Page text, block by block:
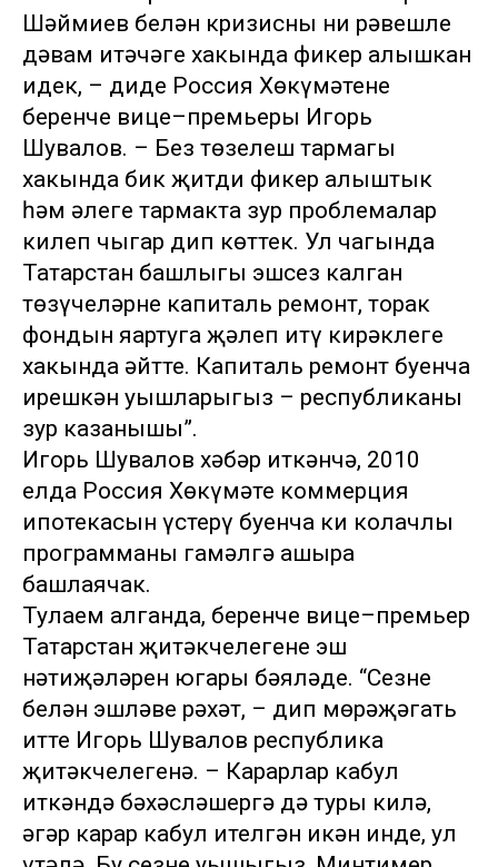
Шәймиев белән кризисның ни рәвешле
дәвам итәчәге хакында фикер алышкан
идек, – диде Россия Хөкүмәтенең
беренче вице–премьеры Игорь
Шувалов. – Без төзелеш тармагы
хакында бик җитди фикер алыштык
һәм әлеге тармакта зур проблемалар
килеп чыгар дип көттек. Ул чагында
Татарстан башлыгы эшсез калган
төзүчеләрне капиталь ремонт, торак
фондын яңартуга җәлеп итү кирәклеге
хакында әйтте. Капиталь ремонт буенча
ирешкән уңышларыгыз – республиканың
зур казанышы”.
Игорь Шувалов хәбәр иткәнчә, 2010
елда Россия Хөкүмәте коммерция
ипотекасын үстерү буенча киң колачлы
программаны гамәлгә ашыра
башлаячак.
Тулаем алганда, беренче вице–премьер
Татарстан җитәкчелегенең эш
нәтиҗәләрен югары бәяләде. “Сезнең
белән эшләве рәхәт, – дип мөрәҗәгать
итте Игорь Шувалов республика
җитәкчелегенә. – Карарлар кабул
иткәндә бәхәсләшергә дә туры килә,
әгәр карар кабул ителгән икән инде, ул